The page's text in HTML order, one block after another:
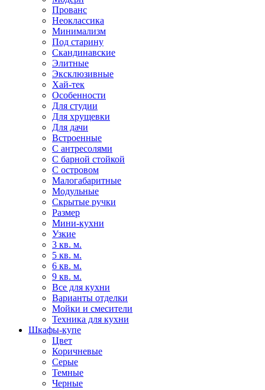
Прованс
Неоклассика
Минимализм
Под старину
Скандинавские
Элитные
Эксклюзивные
Хай-тек
Особенности
Для студии
Для хрущевки
Для дачи
Встроенные
С антресолями
С барной стойкой
С островом
Малогабаритные
Модульные
Скрытые ручки
Размер
Мини-кухни
Узкие
3 кв. м.
5 кв. м.
6 кв. м.
9 кв. м.
Все для кухни
Варианты отделки
Мойки и смесители
Техника для кухни
Шкафы-купе
Цвет
Коричневые
Серые
Темные
Черные